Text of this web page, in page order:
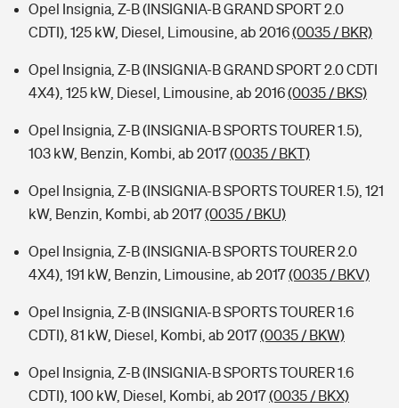
Opel Insignia, Z-B (INSIGNIA-B GRAND SPORT 2.0
CDTI), 125 kW, Diesel, Limousine, ab 2016(0035 / BKR)
Opel Insignia, Z-B (INSIGNIA-B GRAND SPORT 2.0 CDTI
4X4), 125 kW, Diesel, Limousine, ab 2016(0035 / BKS)
Opel Insignia, Z-B (INSIGNIA-B SPORTS TOURER 1.5),
103 kW, Benzin, Kombi, ab 2017(0035 / BKT)
Opel Insignia, Z-B (INSIGNIA-B SPORTS TOURER 1.5), 121
kW, Benzin, Kombi, ab 2017(0035 / BKU)
Opel Insignia, Z-B (INSIGNIA-B SPORTS TOURER 2.0
4X4), 191 kW, Benzin, Limousine, ab 2017(0035 / BKV)
Opel Insignia, Z-B (INSIGNIA-B SPORTS TOURER 1.6
CDTI), 81 kW, Diesel, Kombi, ab 2017(0035 / BKW)
Opel Insignia, Z-B (INSIGNIA-B SPORTS TOURER 1.6
CDTI), 100 kW, Diesel, Kombi, ab 2017(0035 / BKX)